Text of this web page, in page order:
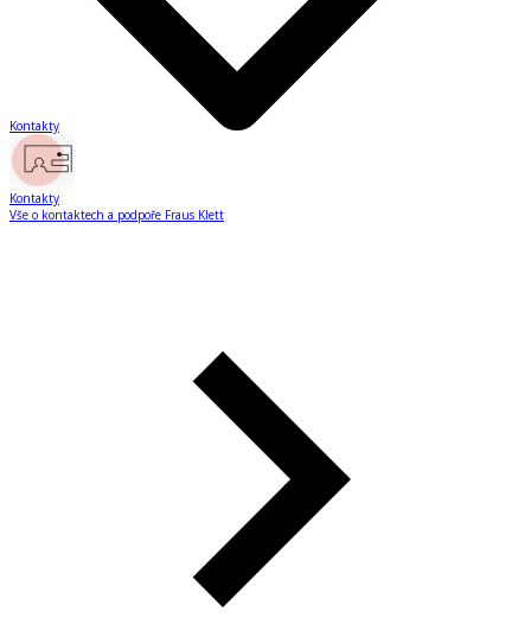
Kontakty
Kontakty
Vše o kontaktech a podpoře Fraus Klett